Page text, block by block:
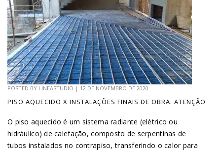
POSTED BY LINEASTUDIO | 12 DE NOVEMBRO DE 2020
PISO AQUECIDO X INSTALAÇÕES FINAIS DE OBRA: ATENÇÃO
O piso aquecido é um sistema radiante (elétrico ou
hidráulico) de calefação, composto de serpentinas de
tubos instalados no contrapiso, transferindo o calor para